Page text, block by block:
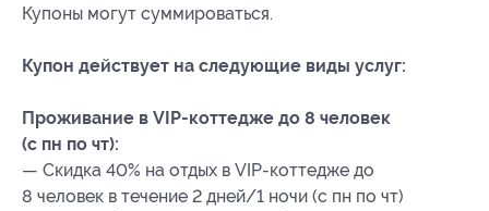
Купоны могут суммироваться.
Купон действует на следующие виды услуг:
Проживание в VIP-коттедже до 8 человек
(с пн по чт):
— Скидка 40% на отдых в VIP-коттедже до
8 человек в течение 2 дней/1 ночи (с пн по чт)